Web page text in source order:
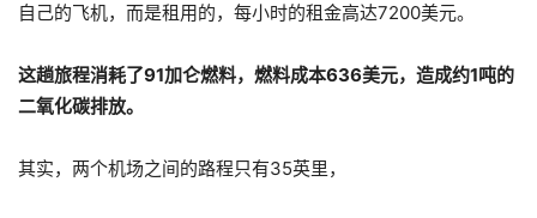
自己的飞机，而是租用的，每小时的租金高达7200美元。
这趟旅程消耗了91加仑燃料，燃料成本636美元，造成约1吨的
二氧化碳排放。
其实，两个机场之间的路程只有35英里，